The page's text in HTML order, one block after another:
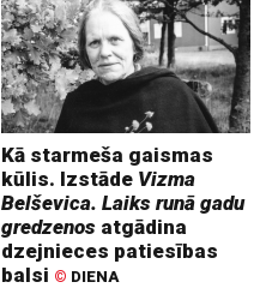
Kā starmeša gaismas
kūlis. Izstāde Vizma
Belševica. Laiks runā gadu
gredzenos atgādina
dzejnieces patiesības
balsi © DIENA